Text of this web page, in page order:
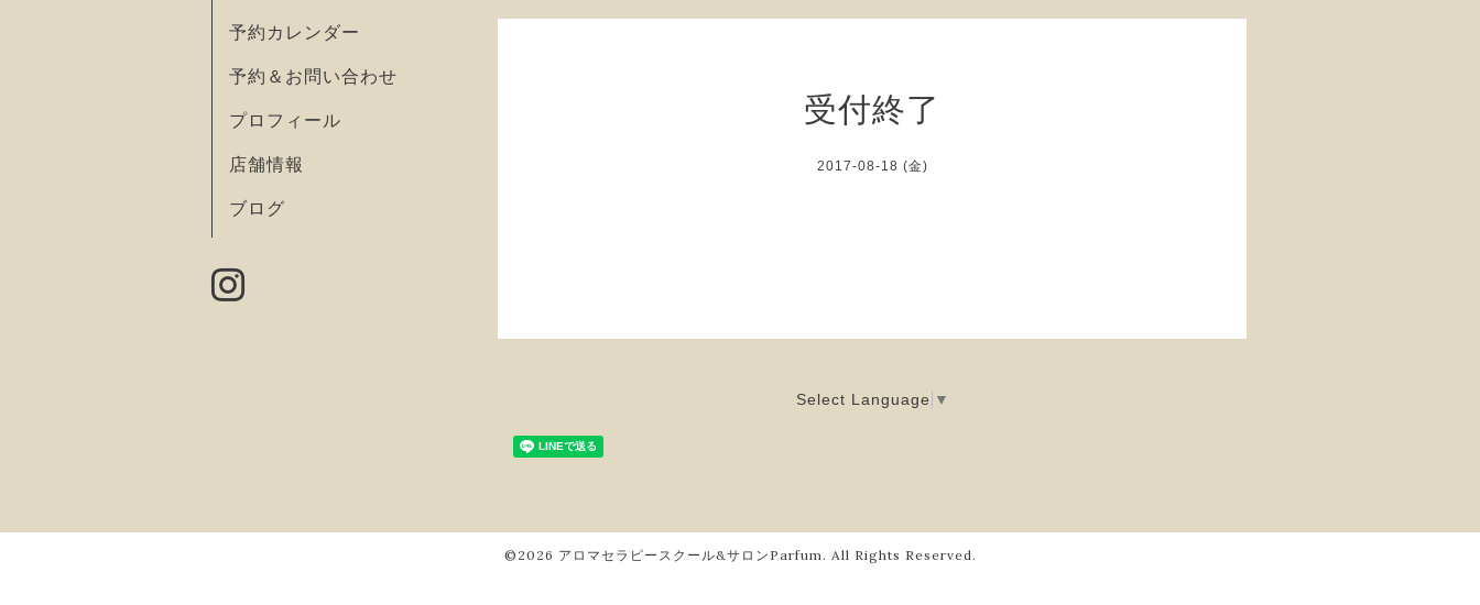
予約カレンダー
予約＆お問い合わせ
プロフィール
店舗情報
ブログ
受付終了
2017-08-18 (金)
Select Language ▼
©2026 アロマセラピースクール&サロンParfum . All Rights Reserved.